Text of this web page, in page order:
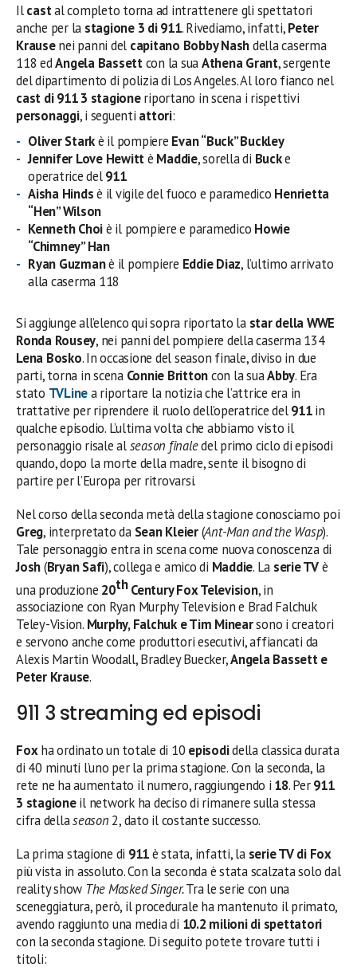
Ilcastal completo torna ad intrattenere gli spettatori
anche per la stagione 3 di 911. Rivediamo, infatti,Peter
Krausenei panni del capitano Bobby Nashdella caserma
118 edAngela Bassettcon la suaAthena Grant, sergente
del dipartimento di polizia di Los Angeles. Al loro fianco nel
cast di 911 3 stagioneriportano in scena i rispettivi
personaggi, i seguenti attori:
Oliver Starkè il pompiere Evan “Buck” Buckley
Jennifer Love Hewittè Maddie, sorella di Bucke
operatrice del911
Aisha Hindsè il vigile del fuoco e paramedico Henrietta
“Hen” Wilson
Kenneth Choiè il pompiere e paramedico Howie
“Chimney” Han
Ryan Guzmanè il pompiere Eddie Diaz, l’ultimo arrivato
alla caserma 118
Si aggiunge all’elenco qui sopra riportato la star della WWE
Ronda Rousey, nei panni del pompiere della caserma 134
Lena Bosko. In occasione del season finale, diviso in due
parti, torna in scena Connie Brittoncon la suaAbby. Era
stato TVLinea riportare la notizia che l’attrice era in
trattative per riprendere il ruolo dell’operatrice del911in
qualche episodio. L’ultima volta che abbiamo visto il
personaggio risale alseason finaledel primo ciclo di episodi
quando, dopo la morte della madre, sente il bisogno di
partire per l’Europa per ritrovarsi.
Nel corso della seconda metà della stagione conosciamo poi
Greg, interpretato da Sean Kleier(Ant-Man and the Wasp).
Tale personaggio entra in scena come nuova conoscenza di
Josh(Bryan Safi), collega e amico di Maddie. La serie TVè
una produzione 20thCentury Fox Television, in
associazione con Ryan Murphy Television e Brad Falchuk
Teley-Vision. Murphy, Falchuk e Tim Minearsono i creatori
e servono anche come produttori esecutivi, affiancati da
Alexis Martin Woodall, Bradley Buecker,Angela Bassett e
Peter Krause.
911 3 streaming ed episodi
Foxha ordinato un totale di 10 episodidella classica durata
di 40 minuti l’uno per la prima stagione. Con la seconda, la
rete ne ha aumentato il numero, raggiungendo i 18. Per911
3 stagioneil network ha deciso di rimanere sulla stessa
cifra dellaseason2, dato il costante successo.
La prima stagione di 911è stata, infatti, la serie TV di Fox
più vista in assoluto. Con la seconda è stata scalzata solo dal
reality show The Masked Singer.Tra le serie con una
sceneggiatura, però, il procedurale ha mantenuto il primato,
avendo raggiunto una media di 10.2 milioni di spettatori
con la seconda stagione. Di seguito potete trovare tutti i
titoli: